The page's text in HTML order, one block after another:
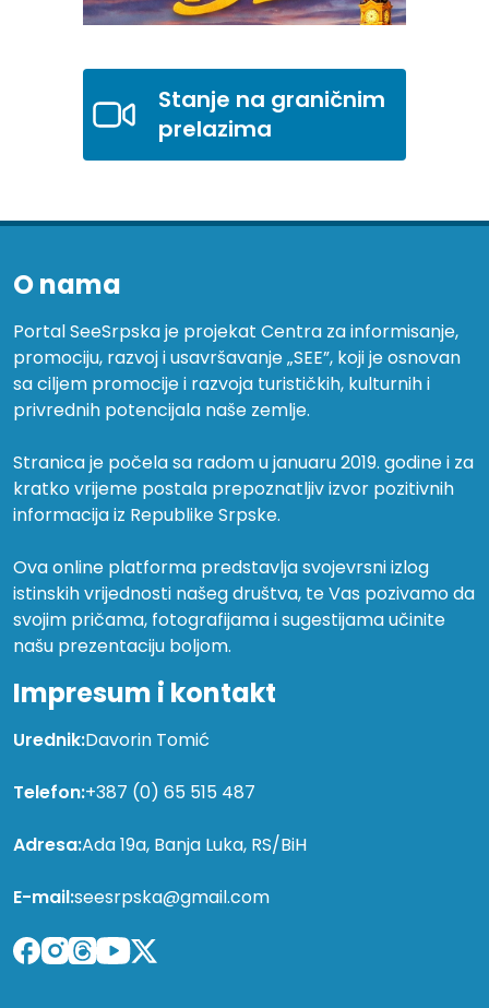
Stanje na graničnim
prelazima
O nama
Portal SeeSrpska je projekat Centra za informisanje,
promociju, razvoj i usavršavanje „SEE”, koji je osnovan
sa ciljem promocije i razvoja turističkih, kulturnih i
privrednih potencijala naše zemlje.
Stranica je počela sa radom u januaru 2019. godine i za
kratko vrijeme postala prepoznatljiv izvor pozitivnih
informacija iz Republike Srpske.
Ova online platforma predstavlja svojevrsni izlog
istinskih vrijednosti našeg društva, te Vas pozivamo da
svojim pričama, fotografijama i sugestijama učinite
našu prezentaciju boljom.
Impresum i kontakt
Urednik:Davorin Tomić
Telefon:+387 (0) 65 515 487
Adresa:Ada 19a, Banja Luka, RS/BiH
E-mail:seesrpska@gmail.com